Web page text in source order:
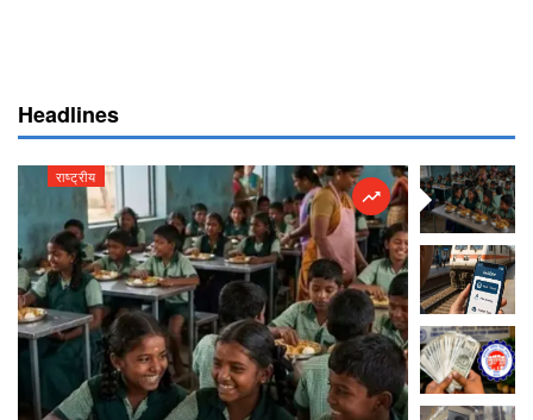
Headlines
राष्ट्रीय राष्ट्रीय